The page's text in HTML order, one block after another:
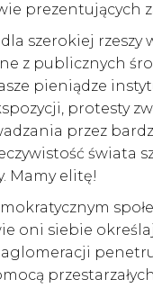
prezentujących
szerokiej
z publicznych
pieniądze
protesty
przez
świata
Mamy elitę!
oni siebie